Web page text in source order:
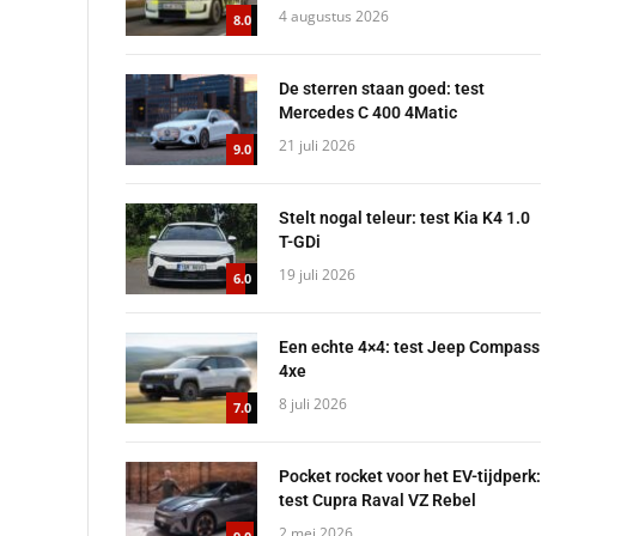
8.0 4 augustus 2026
9.0
De sterren staan goed: test
Mercedes C 400 4Matic
21 juli 2026
6.0
Stelt nogal teleur: test Kia K4 1.0
T-GDi
19 juli 2026
7.0
Een echte 4×4: test Jeep Compass
4xe
8 juli 2026
Pocket rocket voor het EV-tijdperk:
test Cupra Raval VZ Rebel